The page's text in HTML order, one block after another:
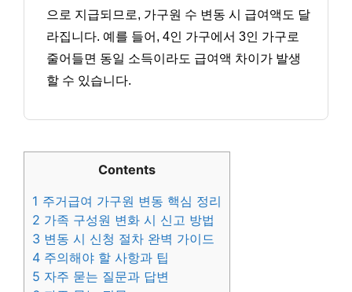
으로 지급되므로, 가구원 수 변동 시 급여액도 달
라집니다. 예를 들어, 4인 가구에서 3인 가구로
줄어들면 동일 소득이라도 급여액 차이가 발생
할 수 있습니다.
Contents
1 주거급여 가구원 변동 핵심 정리
2 가족 구성원 변화 시 신고 방법
3 변동 시 신청 절차 완벽 가이드
4 주의해야 할 사항과 팁
5 자주 묻는 질문과 답변